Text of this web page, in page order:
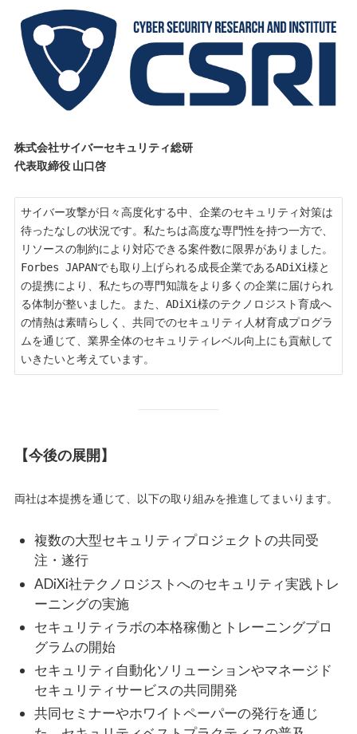
株式会社サイバーセキュリティ総研
代表取締役 山口啓
サイバー攻撃が日々高度化する中、企業のセキュリティ対策は
待ったなしの状況です。私たちは高度な専門性を持つ一方で、
リソースの制約により対応できる案件数に限界がありました。
Forbes JAPANでも取り上げられる成長企業であるADiXi様と
の提携により、私たちの専門知識をより多くの企業に届けられ
る体制が整いました。また、ADiXi様のテクノロジスト育成へ
の情熱は素晴らしく、共同でのセキュリティ人材育成プログラ
ムを通じて、業界全体のセキュリティレベル向上にも貢献して
いきたいと考えています。
【今後の展開】
両社は本提携を通じて、以下の取り組みを推進してまいります。
複数の大型セキュリティプロジェクトの共同受
注・遂行
ADiXi社テクノロジストへのセキュリティ実践トレ
ーニングの実施
セキュリティラボの本格稼働とトレーニングプロ
グラムの開始
セキュリティ自動化ソリューションやマネージド
セキュリティサービスの共同開発
共同セミナーやホワイトペーパーの発行を通じ